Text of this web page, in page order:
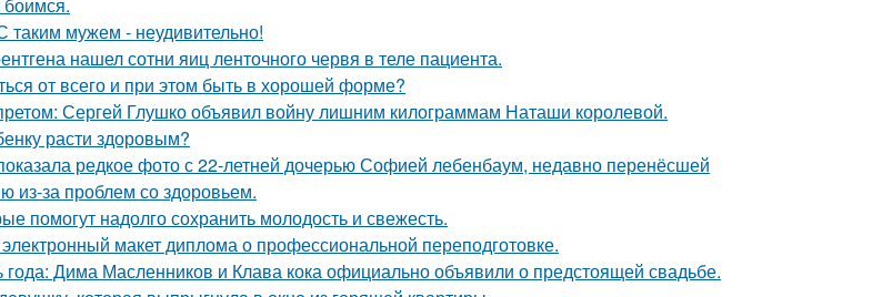
таким мужем - неудивительно!
нашел сотни яиц ленточного червя в теле пациента.
от всего и при этом быть в хорошей форме?
Сергей Глушко объявил войну лишним килограммам Наташи королевой.
расти здоровым?
редкое фото с 22-летней дочерью Софией лебенбаум, недавно перенёсшей
из-за проблем со здоровьем.
помогут надолго сохранить молодость и свежесть.
макет диплома о профессиональной переподготовке.
года: Дима Масленников и Клава кока официально объявили о предстоящей свадьбе.